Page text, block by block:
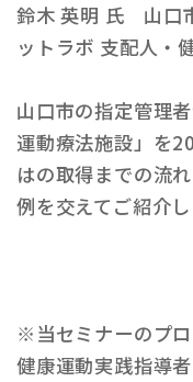
鈴木 英明 氏 山口
ットラボ 支配人・
山口市の指定管理
運動療法施設」を
はの取得までの流
例を交えてご紹介し
※当セミナーのプ
健康運動実践指導